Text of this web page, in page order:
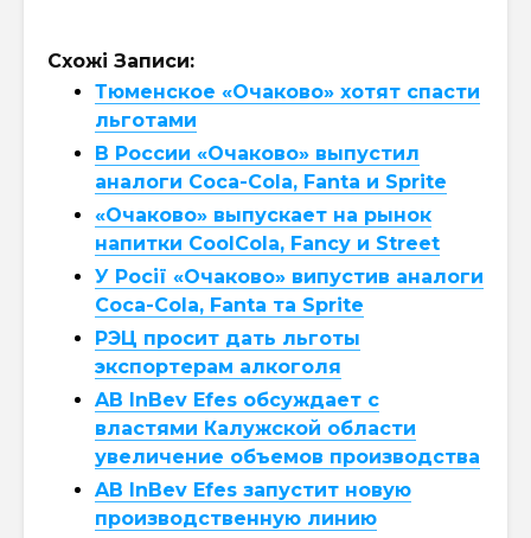
Схожі Записи:
Тюменское «Очаково» хотят спасти
льготами
В России «Очаково» выпустил
аналоги Coca-Cola, Fanta и Sprite
«Очаково» выпускает на рынок
напитки CoolCola, Fancy и Street
У Росії «Очаково» випустив аналоги
Coca-Cola, Fanta та Sprite
РЭЦ просит дать льготы
экспортерам алкоголя
AB InBev Efes обсуждает с
властями Калужской области
увеличение объемов производства
AB InBev Efes запустит новую
производственную линию